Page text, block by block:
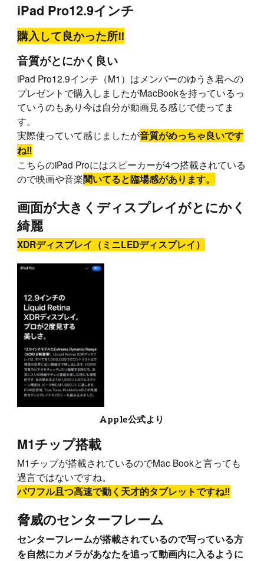
iPad Pro12.9インチ
購入して良かった所‼︎
音質がとにかく良い
iPad Pro12.9インチ（M1）はメンバーのゆうき君への
プレゼントで購入しましたがMacBookを持っているっ
ていうのもあり今は自分が動画見る感じで使ってま
す。
実際使っていて感じましたが音質がめっちゃ良いです
ね‼︎
こちらのiPad Proにはスピーカーが4つ搭載されている
ので映画や音楽聞いてると臨場感があります。
画面が大きくディスプレイがとにかく
綺麗
XDRディスプレイ（ミニLEDディスプレイ）
Apple公式より
M1チップ搭載
M1チップが搭載されているのでMac Bookと言っても
過言ではないですね。
パワフル且つ高速で動く天才的タブレットですね‼︎
脅威のセンターフレーム
センターフレームが搭載されているので写っている方
を自然にカメラがあなたを追って動画内に入るように